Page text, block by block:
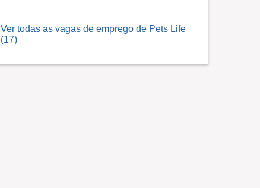
Ver todas as vagas de emprego de Pets Life
(17)